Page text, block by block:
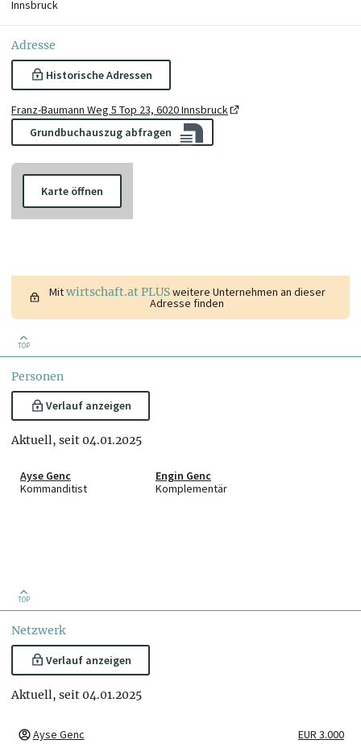
Innsbruck
Adresse
Historische Adressen
Franz-Baumann Weg 5 Top 23, 6020 Innsbruck
Grundbuchauszug abfragen
Karte öffnen
Mitwirtschaft.at PLUSweitere Unternehmen an dieser
Adresse finden
TOP
Personen
Verlauf anzeigen
Aktuell, seit 04.01.2025
Ayse Genc
Kommanditist
Engin Genc
Komplementär
TOP
Netzwerk
Verlauf anzeigen
Aktuell, seit 04.01.2025
Ayse Genc
EUR 3.000